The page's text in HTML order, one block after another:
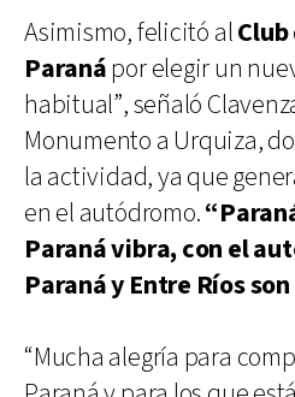
Asimismo, felicitó al
Paranápor elegir un
habitual”, señaló
Monumento a Urquiza,
la actividad, ya que
en el autódromo.
Paraná vibra, con el
Paraná y Entre Ríos
“Mucha alegría para